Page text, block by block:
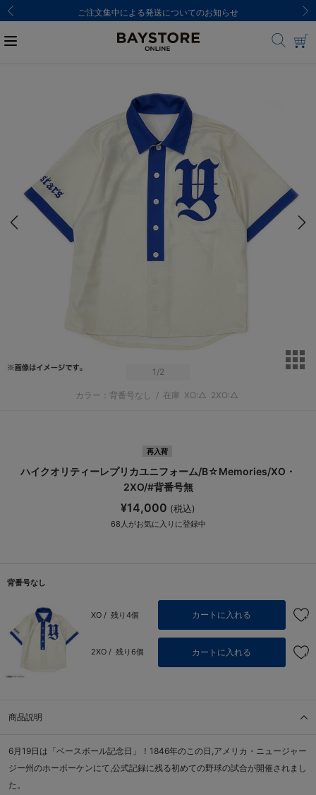
ご注文集中による発送についてのお知らせ
1 /2
カラー：背番号なし / 在庫 XO:△ 2XO:△
再入荷
ハイクオリティーレプリカユニフォーム/B☆Memories/XO・
2XO/#背番号無
¥14,000 (税込)
68 人がお気に入りに登録中
背番号なし
XO / 残り4個 カートに入れる
2XO / 残り6個 カートに入れる
商品説明
6月19日は「ベースボール記念日」！1846年のこの日,アメリカ・ニュージャー
ジー州のホーボーケンにて,公式記録に残る初めての野球の試合が開催されまし
た。